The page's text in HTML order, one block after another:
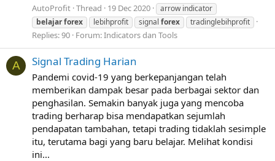
AutoProfit Thread 19 Dec 2020
arrow indicator
belajarforex lebihprofit signal forex tradinglebihprofit
Replies: 90 Forum:Indicators dan Tools
A Signal Trading Harian
Pandemi covid-19 yang berkepanjangan telah
memberikan dampak besar pada berbagai sektor dan
penghasilan. Semakin banyak juga yang mencoba
trading berharap bisa mendapatkan sejumlah
pendapatan tambahan, tetapi trading tidaklah sesimple
itu, terutama bagi yang baru belajar. Melihat kondisi
ini...